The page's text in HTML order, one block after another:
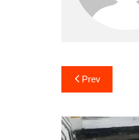
Post
navigation
Prev